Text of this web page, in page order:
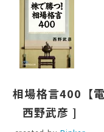
相場格言400【
西野武彦 ]